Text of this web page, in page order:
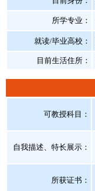
所学专业：
就读/毕业高校：
目前生活住所：
可教授科目：
自我描述、特长展示 ：
所获证书 ：